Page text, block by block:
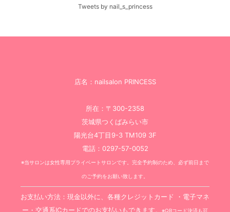
Tweets by nail_s_princess
店名：nailsalon PRINCESS
所在：〒300-2358
茨城県つくばみらい市
陽光台4丁目9-3 TM109 3F
電話：0297-57-0052
※当サロンは女性専用プライベートサロンです。完全予約制のため、必ず前日まで
のご予約をお願い致します。
お支払い方法：現金以外に、各種クレジットカード ・電子マネ
ー・交通系ICカードでのお支払いもできます。
※QRコード決済も可